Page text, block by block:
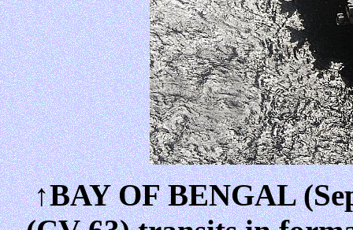
↑BAY OF BENGAL